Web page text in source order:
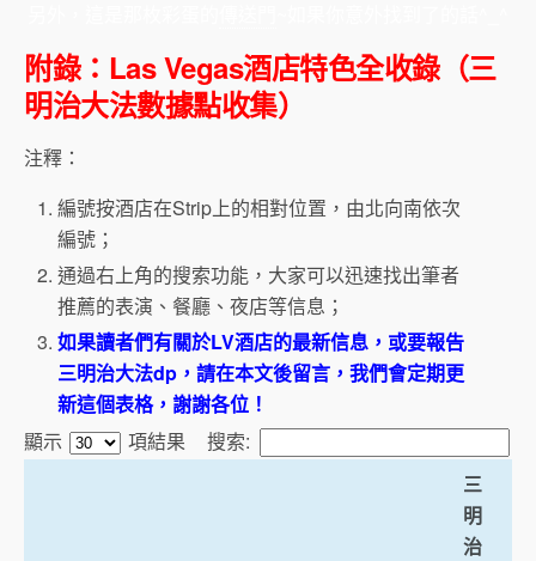
附錄：Las Vegas酒店特色全收錄（三
明治大法數據點收集）
注釋：
編號按酒店在Strip上的相對位置，由北向南依次
編號；
通過右上角的搜索功能，大家可以迅速找出筆者
推薦的表演、餐廳、夜店等信息；
如果讀者們有關於LV酒店的最新信息，或要報告
三明治大法dp，請在本文後留言，我們會定期更
新這個表格，謝謝各位！
顯示
項結果 搜索:
三
明
治